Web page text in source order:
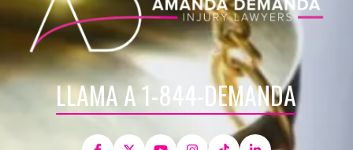
LLAMA A 1-844-DEMANDA